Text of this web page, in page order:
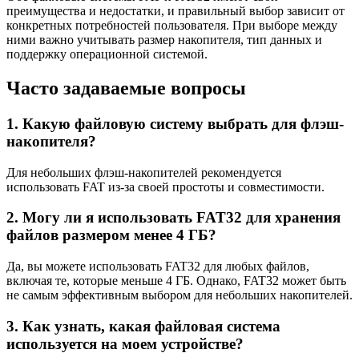
преимущества и недостатки, и правильный выбор зависит от
конкретных потребностей пользователя. При выборе между
ними важно учитывать размер накопителя, тип данных и
поддержку операционной системой.
Часто задаваемые вопросы
1. Какую файловую систему выбрать для флэш-
накопителя?
Для небольших флэш-накопителей рекомендуется
использовать FAT из-за своей простоты и совместимости.
2. Могу ли я использовать FAT32 для хранения
файлов размером менее 4 ГБ?
Да, вы можете использовать FAT32 для любых файлов,
включая те, которые меньше 4 ГБ. Однако, FAT32 может быть
не самым эффективным выбором для небольших накопителей.
3. Как узнать, какая файловая система
используется на моем устройстве?